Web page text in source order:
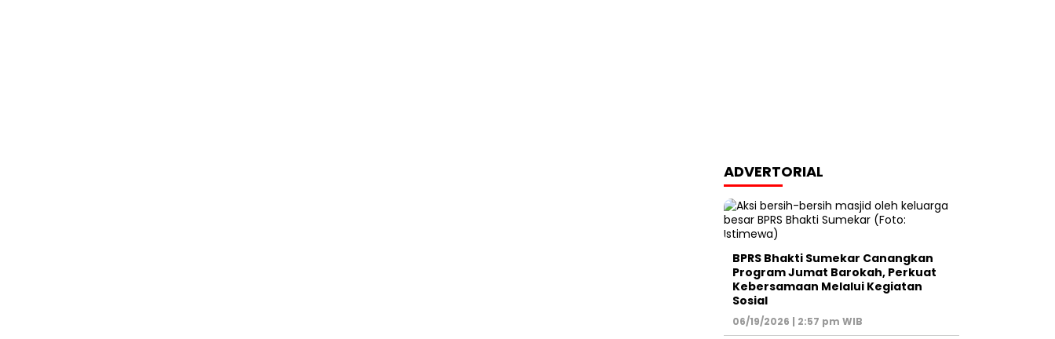
ADVERTORIAL
BPRS Bhakti Sumekar Canangkan
Program Jumat Barokah, Perkuat
Kebersamaan Melalui Kegiatan
Sosial
06/19/2026 | 2:57 pm WIB